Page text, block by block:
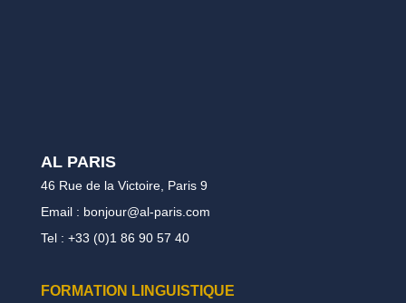
AL PARIS
46 Rue de la Victoire, Paris 9
Email : bonjour@al-paris.com
Tel : +33 (0)1 86 90 57 40
FORMATION LINGUISTIQUE